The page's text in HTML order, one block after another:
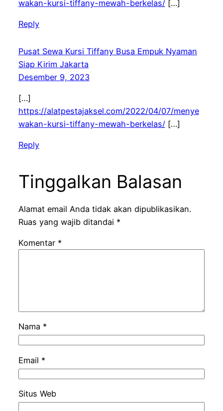
wakan-kursi-tiffany-mewah-berkelas/[…]
Reply
Pusat Sewa Kursi Tiffany Busa Empuk Nyaman
Siap Kirim Jakarta
Desember 9, 2023
[…]
https://alatpestajaksel.com/2022/04/07/menye
wakan-kursi-tiffany-mewah-berkelas/[…]
Reply
Tinggalkan Balasan
Alamat email Anda tidak akan dipublikasikan.
Ruas yang wajib ditandai *
Komentar *
Nama *
Email *
Situs Web